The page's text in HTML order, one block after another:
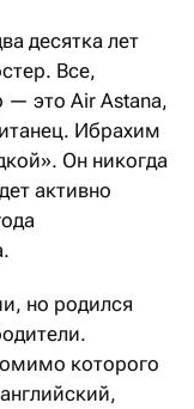
десятка лет
Все,
— это Air Astana,
Ибрахим
Он никогда
активно
но родился
которого